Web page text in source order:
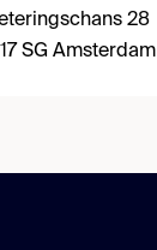
28
SG Amsterdam